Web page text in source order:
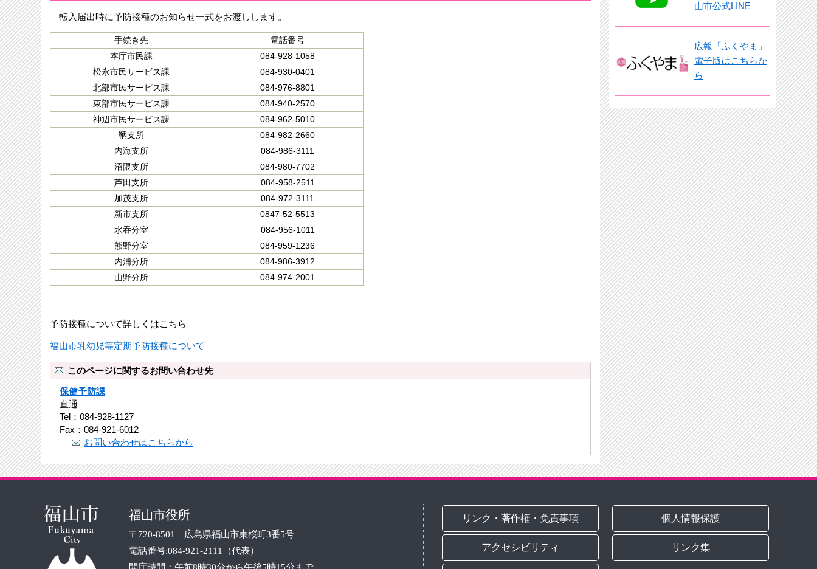
転入届出時に予防接種のお知らせ一式をお渡しします。
手続き先
電話番号
本庁市民課
084-928-1058
松永市民サービス課
084-930-0401
北部市民サービス課
084-976-8801
東部市民サービス課
084-940-2570
神辺市民サービス課
084-962-5010
鞆支所
084-982-2660
内海支所
084-986-3111
沼隈支所
084-980-7702
芦田支所
084-958-2511
加茂支所
084-972-3111
新市支所
0847-52-5513
水吞分室
084-956-1011
熊野分室
084-959-1236
内浦分所
084-986-3912
山野分所
084-974-2001
予防接種について詳しくはこちら
福山市乳幼児等定期予防接種について
このページに関するお問い合わせ先
保健予防課
直通
Tel：084-928-1127
Fax：084-921-6012
お問い合わせはこちらから
山市公式LINE
広報「ふくやま」
電子版はこちらか
ら
福山市役所
〒720-8501 広島県福山市東桜町3番5号
電話番号:084-921-2111（代表）
開庁時間：午前8時30分から午後5時15分まで
リンク・著作権・免責事項 個人情報保護
アクセシビリティ リンク集